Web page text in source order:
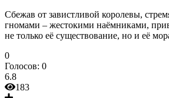
Сбежав от завистливой королевы,
гномами – жестокими наёмниками,
не только её существование, но и её
0
Голосов: 0
6.8
183